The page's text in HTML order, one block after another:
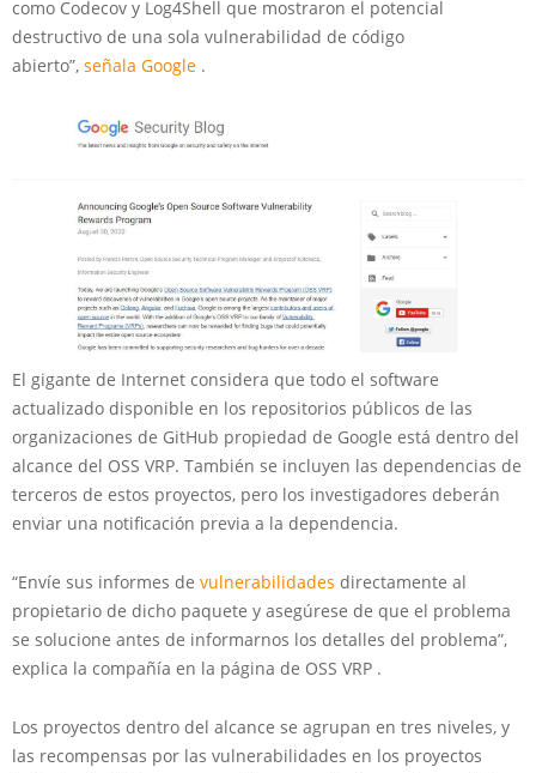
como Codecov y Log4Shell que mostraron el potencial
destructivo de una sola vulnerabilidad de código
abierto”, señala Google .
El gigante de Internet considera que todo el software
actualizado disponible en los repositorios públicos de las
organizaciones de GitHub propiedad de Google está dentro del
alcance del OSS VRP. También se incluyen las dependencias de
terceros de estos proyectos, pero los investigadores deberán
enviar una notificación previa a la dependencia.
“Envíe sus informes de vulnerabilidades directamente al
propietario de dicho paquete y asegúrese de que el problema
se solucione antes de informarnos los detalles del problema”,
explica la compañía en la página de OSS VRP .
Los proyectos dentro del alcance se agrupan en tres niveles, y
las recompensas por las vulnerabilidades en los proyectos